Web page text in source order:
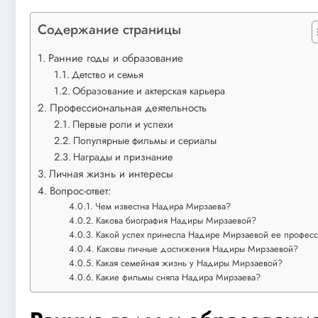
Содержание страницы
Ранние годы и образование
Детство и семья
Образование и актерская карьера
Профессиональная деятельность
Первые роли и успехи
Популярные фильмы и сериалы
Награды и признание
Личная жизнь и интересы
Вопрос-ответ:
Чем известна Надира Мирзаева?
Какова биография Надиры Мирзаевой?
Какой успех принесла Надире Мирзаевой ее
Каковы личные достижения Надиры Мирзаевой?
Какая семейная жизнь у Надиры Мирзаевой?
Какие фильмы сняла Надира Мирзаева?